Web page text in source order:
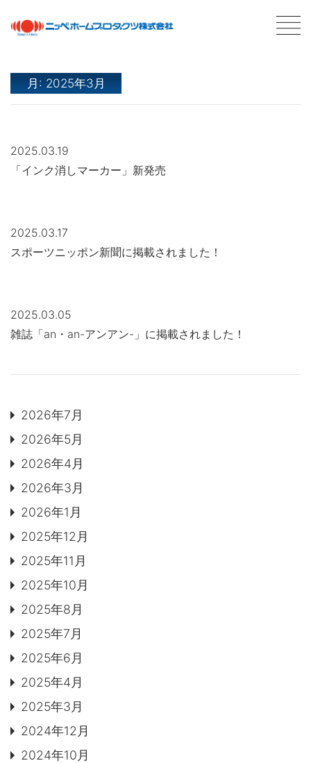
商品情報
ネットワーク
採用情報
MOVIE
Q&A集
お問い合わせ
SDGsへの取り組み
活動内容
個人情報について
オンラインショップ
月:2025年3月
2025.03.19
「インク消しマーカー」新発売
2025.03.17
スポーツニッポン新聞に掲載されました！
2025.03.05
雑誌「an・an-アンアン-」に掲載されました！
2026年7月
2026年5月
2026年4月
2026年3月
2026年1月
2025年12月
2025年11月
2025年10月
2025年8月
2025年7月
2025年6月
2025年4月
2025年3月
2024年12月
2024年10月